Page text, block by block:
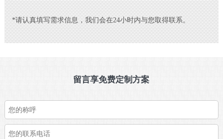
*请认真填写需求信息，我们会在24小时内与您取得联系。
留言享免费定制方案